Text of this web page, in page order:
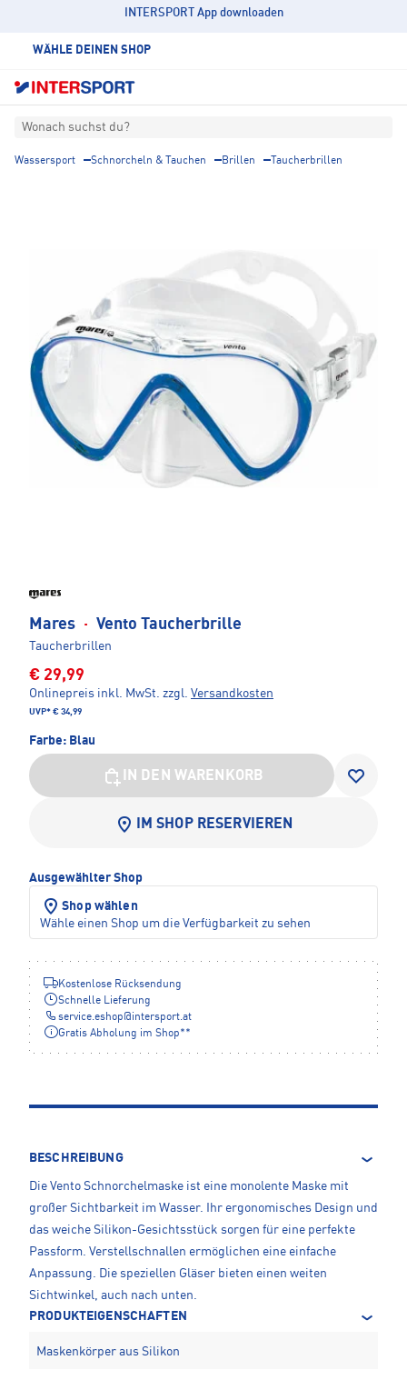
INTERSPORT App downloaden
WÄHLE DEINEN SHOP
Wonach suchst du?
Wassersport Schnorcheln & Tauchen Brillen Taucherbrillen
Mares · Vento Taucherbrille
Taucherbrillen
€ 29,99
Onlinepreis inkl. MwSt. zzgl. Versandkosten
UVP* € 34,99
Farbe: Blau
IN DEN WARENKORB
IM SHOP RESERVIEREN
Ausgewählter Shop
Shop wählen
Wähle einen Shop um die Verfügbarkeit zu sehen
Kostenlose Rücksendung
Schnelle Lieferung
service.eshop@intersport.at
Gratis Abholung im Shop**
BESCHREIBUNG
Die Vento Schnorchelmaske ist eine monolente Maske mit
großer Sichtbarkeit im Wasser. Ihr ergonomisches Design und
das weiche Silikon-Gesichtsstück sorgen für eine perfekte
Passform. Verstellschnallen ermöglichen eine einfache
Anpassung. Die speziellen Gläser bieten einen weiten
Sichtwinkel, auch nach unten.
PRODUKTEIGENSCHAFTEN
Maskenkörper aus Silikon